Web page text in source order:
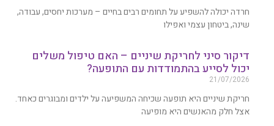
חרדה יכולה להשפיע על תחומים רבים בחיים – מערכות יחסים, עבודה,
שינה, ביטחון עצמי ואפילו
דיקור סיני לחריקת שיניים – האם טיפול משלים
יכול לסייע בהתמודדות עם התופעה?
21/07/2026
חריקת שיניים היא תופעה שכיחה המשפיעה על ילדים ומבוגרים כאחד.
אצל חלק מהאנשים היא מופיעה